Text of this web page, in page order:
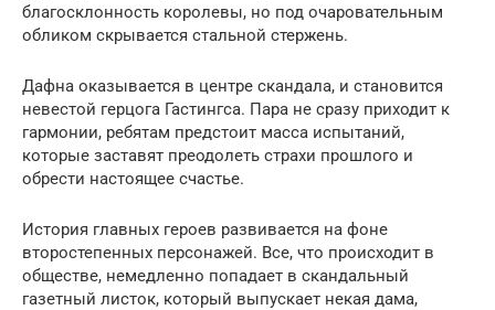
благосклонность королевы, но под очаровательным
обликом скрывается стальной стержень.
Дафна оказывается в центре скандала, и становится
невестой герцога Гастингса. Пара не сразу приходит к
гармонии, ребятам предстоит масса испытаний,
которые заставят преодолеть страхи прошлого и
обрести настоящее счастье.
История главных героев развивается на фоне
второстепенных персонажей. Все, что происходит в
обществе, немедленно попадает в скандальный
газетный листок, который выпускает некая дама,